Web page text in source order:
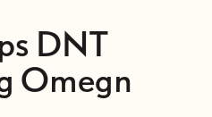
DNT
Omegn